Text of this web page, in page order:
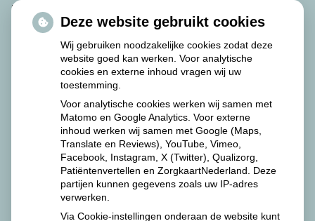
De avond-, nacht- en weekenddiensten worden
waargenomen door de Martini Apotheek.
De Martini Apotheek is als volgt te bereiken:
Van Swietenplein 1
9728 NT Groningen
Tel: 050 – 524 57 00.
Deze website gebruikt cookies
Wij gebruiken noodzakelijke cookies zodat deze
website goed kan werken. Voor analytische
cookies en externe inhoud vragen wij uw
toestemming.
Voor analytische cookies werken wij samen met
Matomo en Google Analytics. Voor externe
inhoud werken wij samen met Google (Maps,
Translate en Reviews), YouTube, Vimeo,
Facebook, Instagram, X (Twitter), Qualizorg,
Patiëntenvertellen en ZorgkaartNederland. Deze
partijen kunnen gegevens zoals uw IP-adres
verwerken.
Via Cookie-instellingen onderaan de website kunt